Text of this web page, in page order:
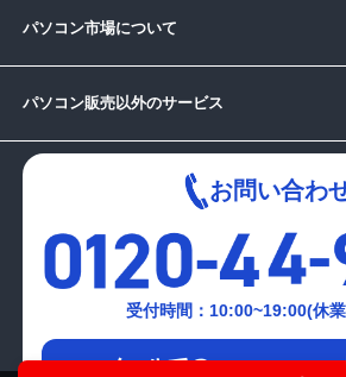
パソコン市場について
パソコン販売以外のサービス
お問い合わ
受付時間：10:00~19:00(休
メールでの